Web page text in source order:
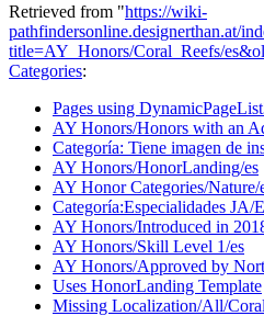
Retrieved from "https://wiki-
pathfindersonline.designerthan.at/
title=AY_Honors/Coral_Reefs/
Categories:
Pages using
AY Honors/Honors with an
Categoría: Tiene imagen de
AY Honors/HonorLanding/es
AY Honor Categories/Nature/
Categoría:Especialidades JA/
AY Honors/Introduced in
AY Honors/Skill Level 1/es
AY Honors/Approved by
Uses HonorLanding Template
Missing Localization/All/